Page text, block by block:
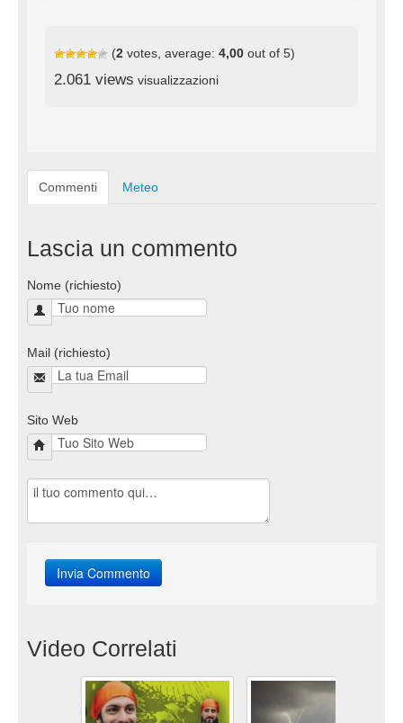
(2 votes, average: 4,00 out of 5)
2.061 views visualizzazioni
Commenti Meteo
Lascia un commento
Nome (richiesto)
Mail (richiesto)
Sito Web
Video Correlati